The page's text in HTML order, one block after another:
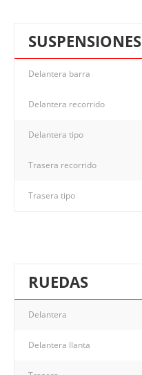
SUSPENSIONES
Delantera barra
Delantera recorrido
Delantera tipo
Trasera recorrido
Trasera tipo
RUEDAS
Delantera
Delantera llanta